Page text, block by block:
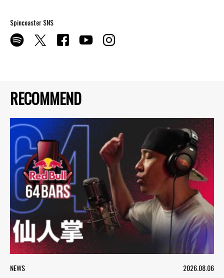
RECOMMEND
NEWS 2026.08.06
Spincoaster SNS